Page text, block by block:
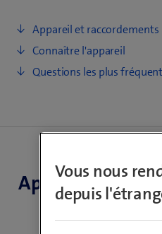
Appareil et raccordements
Connaître l'appareil
Questions les plus
Appareil et
Vous nous
depuis